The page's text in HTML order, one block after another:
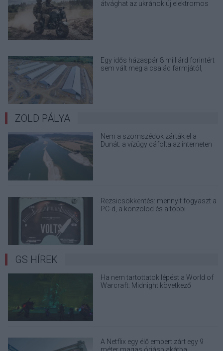
átvághat az ukránok új elektromos
Egy idős házaspár 8 milliárd forintért
sem vált meg a család farmjától,
ZÖLD PÁLYA
Nem a szomszédok zárták el a
Dunát: a vízügy cáfolta az interneten
Rezsicsökkentés: mennyit fogyaszt a
PC-d, a konzolod és a többi
GS HÍREK
Ha nem tartottatok lépést a World of
Warcraft: Midnight következő
A Netflix egy élő embert zárt egy 9